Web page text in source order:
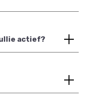
actief?